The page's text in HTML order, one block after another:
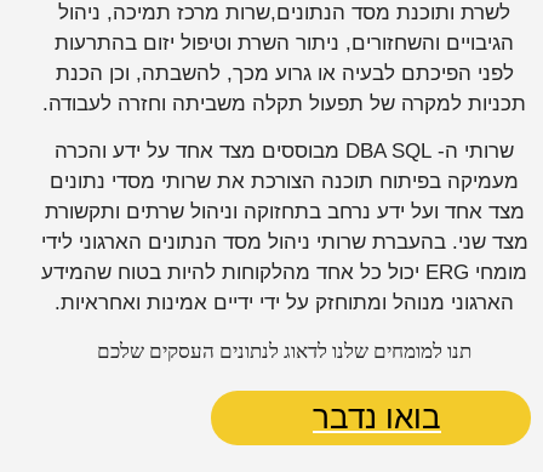
לשרת ותוכנת מסד הנתונים,שרות מרכז תמיכה, ניהול
הגיבויים והשחזורים, ניתור השרת וטיפול יזום בהתרעות
לפני הפיכתם לבעיה או גרוע מכך, להשבתה, וכן הכנת
תכניות למקרה של תפעול תקלה משביתה וחזרה לעבודה.
שרותי ה- DBA SQL מבוססים מצד אחד על ידע והכרה
מעמיקה בפיתוח תוכנה הצורכת את שרותי מסדי נתונים
מצד אחד ועל ידע נרחב בתחזוקה וניהול שרתים ותקשורת
מצד שני. בהעברת שרותי ניהול מסד הנתונים הארגוני לידי
מומחי ERG יכול כל אחד מהלקוחות להיות בטוח שהמידע
הארגוני מנוהל ומתוחזק על ידי ידיים אמינות ואחראיות.
תנו למומחים שלנו לדאוג לנתונים העסקים שלכם
בואו נדבר